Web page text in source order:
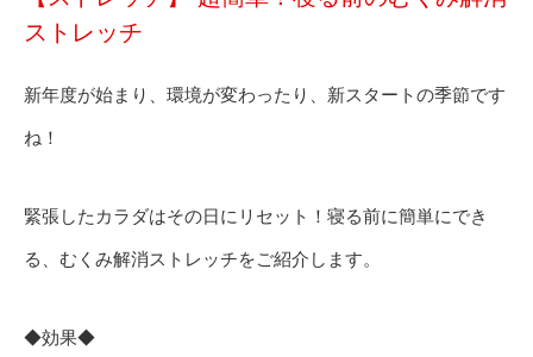
ストレッチ
新年度が始まり、環境が変わったり、新スタートの季節です
ね！
緊張したカラダはその日にリセット！寝る前に簡単にでき
る、むくみ解消ストレッチをご紹介します。
◆効果◆